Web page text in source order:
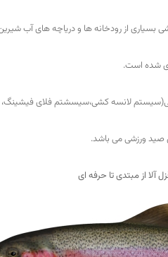
از رودخانه ها و درياچه های آب
شده است.
لانسه کشی،سیسشتم فلای فیشینگ،
ورزشی می باشد.
از مبتدی تا حرفه ای